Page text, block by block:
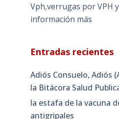
Vph,verrugas por VPH
información más
Entradas recientes
Adiós Consuelo, Adiós
la Bitácora Salud
la estafa de la vacuna
antigripales